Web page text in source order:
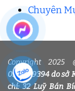
Chuyên
Copyright 2025
0318339394 do sở
chỉ: 32 Luỹ Bán